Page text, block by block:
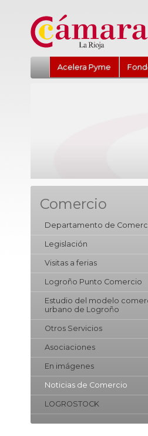
Acelera Pyme
Comercio
Departamento de
Legislación
Visitas a ferias
Logroño Punto Comercio
Estudio del modelo
urbano de Logroño
Otros Servicios
Asociaciones
En imágenes
Noticias de Comercio
LOGROSTOCK